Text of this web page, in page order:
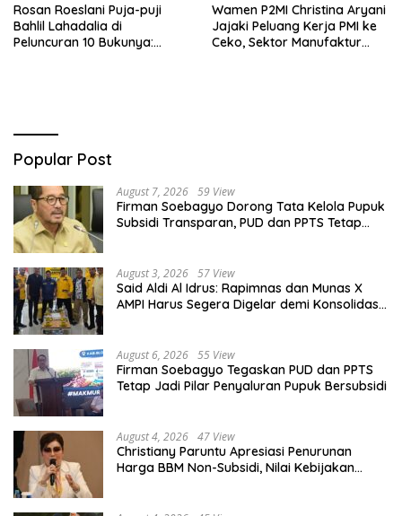
Rosan Roeslani Puja-puji
Bahlil Lahadalia di
Peluncuran 10 Bukunya:
Wamen P2MI Christina Aryani
Jajaki Peluang Kerja PMI ke
Ceko, Sektor Manufaktur
Popular Post
August 7, 2026 59 View
Firman Soebagyo Dorong Tata Kelola Pupuk
Subsidi Transparan, PUD dan PPTS Tetap
August 3, 2026 57 View
Said Aldi Al Idrus: Rapimnas dan Munas X
AMPI Harus Segera Digelar demi Konsolidasi
August 6, 2026 55 View
Firman Soebagyo Tegaskan PUD dan PPTS
Tetap Jadi Pilar Penyaluran Pupuk Bersubsidi
August 4, 2026 47 View
Christiany Paruntu Apresiasi Penurunan
Harga BBM Non-Subsidi, Nilai Kebijakan